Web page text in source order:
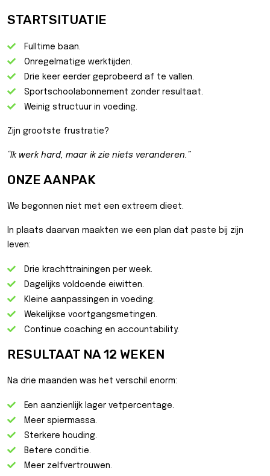
STARTSITUATIE
Fulltime baan.
Onregelmatige werktijden.
Drie keer eerder geprobeerd af te vallen.
Sportschoolabonnement zonder resultaat.
Weinig structuur in voeding.
Zijn grootste frustratie?
“Ik werk hard, maar ik zie niets veranderen.”
ONZE AANPAK
We begonnen niet met een extreem dieet.
In plaats daarvan maakten we een plan dat paste bij zijn
leven:
Drie krachttrainingen per week.
Dagelijks voldoende eiwitten.
Kleine aanpassingen in voeding.
Wekelijkse voortgangsmetingen.
Continue coaching en accountability.
RESULTAAT NA 12 WEKEN
Na drie maanden was het verschil enorm:
Een aanzienlijk lager vetpercentage.
Meer spiermassa.
Sterkere houding.
Betere conditie.
Meer zelfvertrouwen.